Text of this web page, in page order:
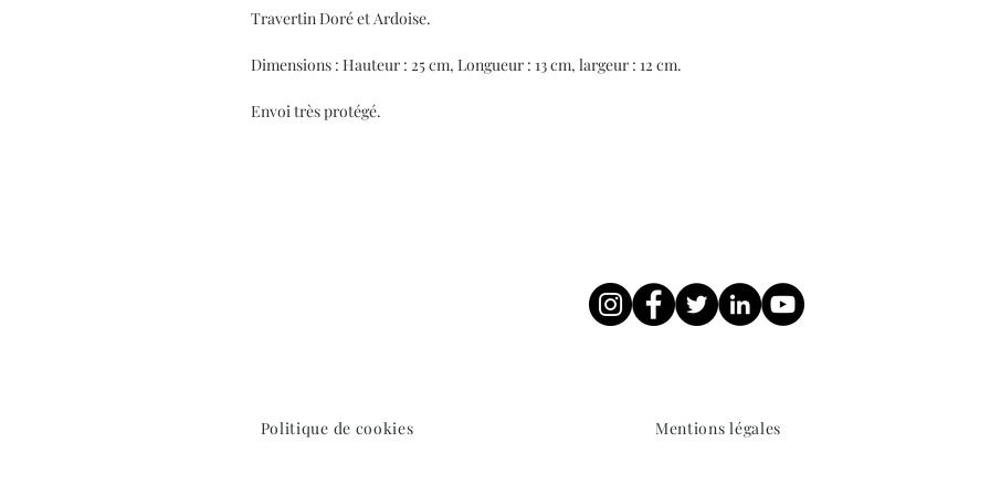
Travertin Doré et Ardoise.
Dimensions : Hauteur : 25 cm, Longueur : 13 cm, largeur : 12 cm.
Envoi très protégé.
Politique de cookies Mentions légales